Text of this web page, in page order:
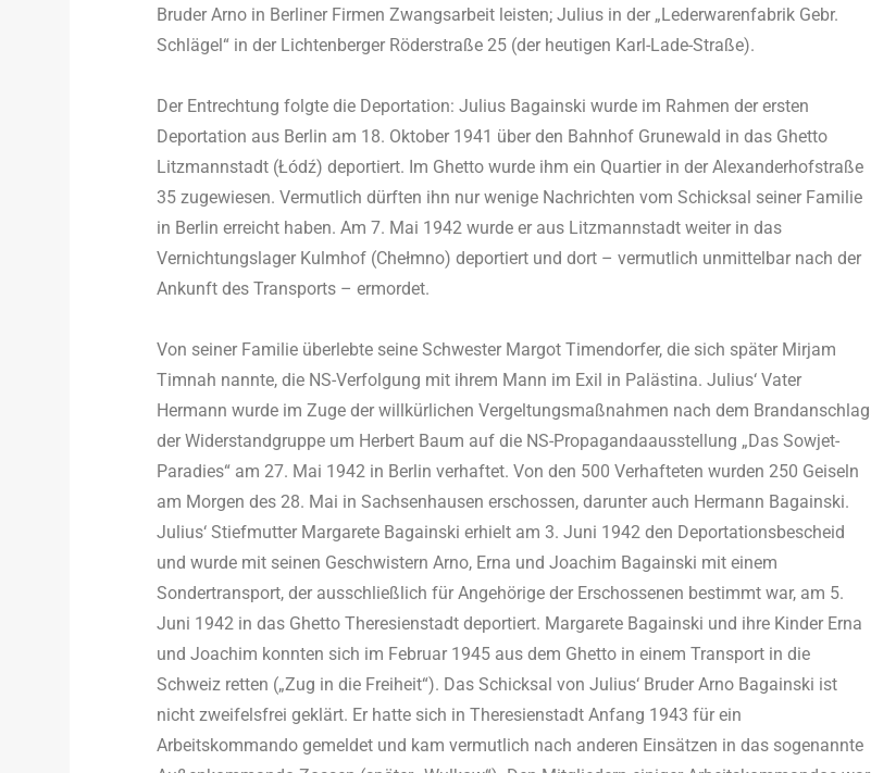
Bruder Arno in Berliner Firmen Zwangsarbeit leisten; Julius in der „Lederwarenfabrik Gebr.
Schlägel“ in der Lichtenberger Röderstraße 25 (der heutigen Karl-Lade-Straße).
Der Entrechtung folgte die Deportation: Julius Bagainski wurde im Rahmen der ersten
Deportation aus Berlin am 18. Oktober 1941 über den Bahnhof Grunewald in das Ghetto
Litzmannstadt (Łódź) deportiert. Im Ghetto wurde ihm ein Quartier in der Alexanderhofstraße
35 zugewiesen. Vermutlich dürften ihn nur wenige Nachrichten vom Schicksal seiner Familie
in Berlin erreicht haben. Am 7. Mai 1942 wurde er aus Litzmannstadt weiter in das
Vernichtungslager Kulmhof (Chełmno) deportiert und dort – vermutlich unmittelbar nach der
Ankunft des Transports – ermordet.
Von seiner Familie überlebte seine Schwester Margot Timendorfer, die sich später Mirjam
Timnah nannte, die NS-Verfolgung mit ihrem Mann im Exil in Palästina. Julius‘ Vater
Hermann wurde im Zuge der willkürlichen Vergeltungsmaßnahmen nach dem Brandanschlag
der Widerstandgruppe um Herbert Baum auf die NS-Propagandaausstellung „Das Sowjet-
Paradies“ am 27. Mai 1942 in Berlin verhaftet. Von den 500 Verhafteten wurden 250 Geiseln
am Morgen des 28. Mai in Sachsenhausen erschossen, darunter auch Hermann Bagainski.
Julius‘ Stiefmutter Margarete Bagainski erhielt am 3. Juni 1942 den Deportationsbescheid
und wurde mit seinen Geschwistern Arno, Erna und Joachim Bagainski mit einem
Sondertransport, der ausschließlich für Angehörige der Erschossenen bestimmt war, am 5.
Juni 1942 in das Ghetto Theresienstadt deportiert. Margarete Bagainski und ihre Kinder Erna
und Joachim konnten sich im Februar 1945 aus dem Ghetto in einem Transport in die
Schweiz retten („Zug in die Freiheit“). Das Schicksal von Julius‘ Bruder Arno Bagainski ist
nicht zweifelsfrei geklärt. Er hatte sich in Theresienstadt Anfang 1943 für ein
Arbeitskommando gemeldet und kam vermutlich nach anderen Einsätzen in das sogenannte